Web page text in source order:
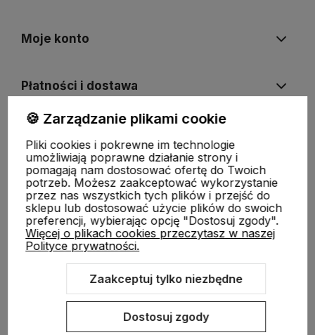
Moje konto
Płatności i dostawa
O nas
Sklep internetowy Shoper.pl Szablon Shoper Modern 3.0™
🍪 Zarządzanie plikami cookie
Pliki cookies i pokrewne im technologie
umożliwiają poprawne działanie strony i
pomagają nam dostosować ofertę do Twoich
potrzeb. Możesz zaakceptować wykorzystanie
przez nas wszystkich tych plików i przejść do
sklepu lub dostosować użycie plików do swoich
preferencji, wybierając opcję "Dostosuj zgody".
Więcej o plikach cookies przeczytasz w naszej
Polityce prywatności.
Zaakceptuj tylko niezbędne
Dostosuj zgody